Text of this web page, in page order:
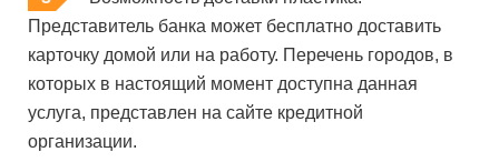
Представитель банка может бесплатно доставить
карточку домой или на работу. Перечень городов, в
которых в настоящий момент доступна данная
услуга, представлен на сайте кредитной
организации.